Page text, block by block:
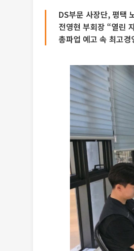
DS부문 사장단, 평택
전영현 부회장 “열린
총파업 예고 속 최고